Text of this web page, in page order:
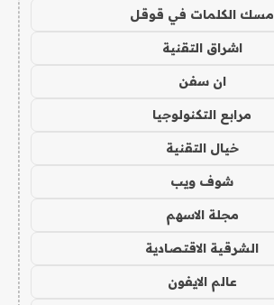
مسك الكلمات في قوقل
اشراق التقنية
ان سفن
مرابع التكنولوجيا
خيال التقنية
شوف ويب
مجلة الاسهم
الشرقية الاقتصادية
عالم الايفون